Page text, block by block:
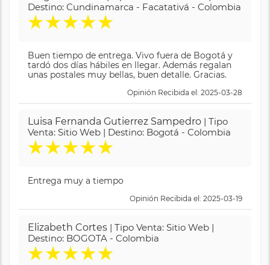
Destino: Cundinamarca - Facatativá - Colombia
★★★★★
Buen tiempo de entrega. Vivo fuera de Bogotá y
tardó dos días hábiles en llegar. Además regalan
unas postales muy bellas, buen detalle. Gracias.
Opinión Recibida el: 2025-03-28
Luisa Fernanda Gutierrez Sampedro | Tipo
Venta: Sitio Web | Destino: Bogotá - Colombia
★★★★★
Entrega muy a tiempo
Opinión Recibida el: 2025-03-19
Elizabeth Cortes | Tipo Venta: Sitio Web |
Destino: BOGOTA - Colombia
★★★★★